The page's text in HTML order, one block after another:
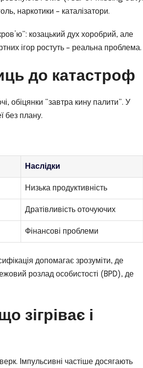
наркотики – каталізатори.
козацький дух хоробрий, але
ігор ростуть – реальна проблема.
до катастроф
обіцянки “завтра кину палити”. У
без плану.
Наслідки
Низька продуктивність
Дратівливість оточуючих
Фінансові проблеми
допомагає зрозуміти, де
розлад особистості (BPD), де
зігріває і
Імпульсивні частіше досягають